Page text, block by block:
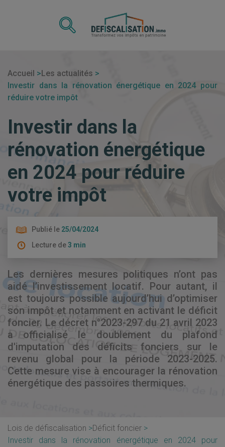
Accueil
Les actualités
Investir dans la rénovation énergétique en 2024 pour
réduire votre impôt
Investir dans la
rénovation énergétique
en 2024 pour réduire
votre impôt
Publié le 25/04/2024
Lecture de3 min
Les dernières mesures politiques n’ont pas
aidé l’investissement locatif. Pour autant, il
est toujours possible aujourd’hui d’optimiser
son impôt et notamment en activant le déficit
foncier. Le décret n°2023-297 du 21 avril 2023
a officialisé le doublement du plafond
d'imputation des déficits fonciers sur le
revenu global pour la période 2023-2025.
Cette mesure vise à encourager la rénovation
énergétique des passoires thermiques.
Lois de défiscalisation
Déficit foncier
Investir dans la rénovation énergétique en 2024 pour